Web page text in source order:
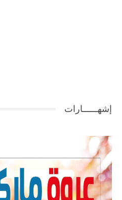
إشهــــــارات